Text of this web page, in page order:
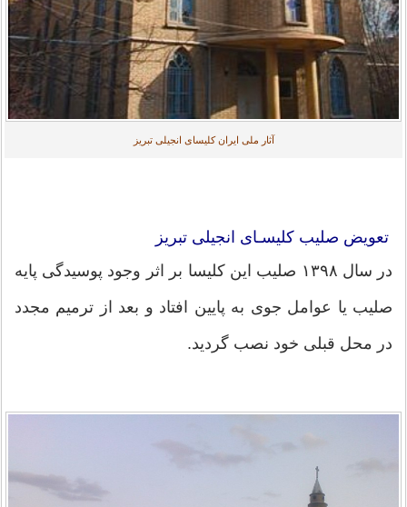
آثار ملی ایران کلیسای انجیلی تبریز
تعویض صلیب کلیسـای انجیلی تبریز
در سال ۱۳۹۸ صلیب این کلیسا بر اثر وجود پوسیدگی پایه
صلیب یا عوامل جوی به پایین افتاد و بعد از ترمیم مجدد
در محل قبلی خود نصب گردید.